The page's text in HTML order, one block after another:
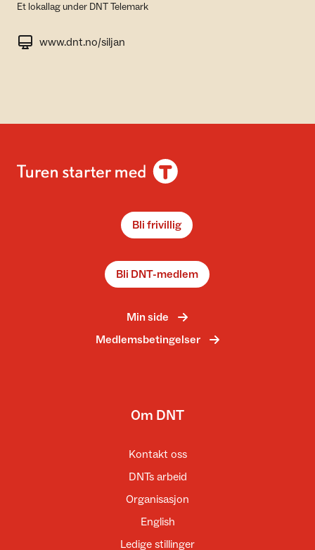
Et lokallag under DNT Telemark
www.dnt.no/siljan
Bli frivillig
Bli DNT-medlem
Min side
Medlemsbetingelser
Om DNT
Kontakt oss
DNTs arbeid
Organisasjon
English
Ledige stillinger